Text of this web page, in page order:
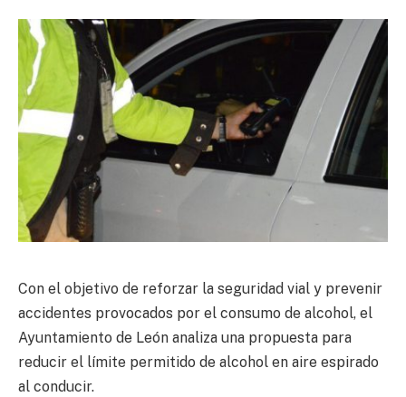
Con el objetivo de reforzar la seguridad vial y prevenir
accidentes provocados por el consumo de alcohol, el
Ayuntamiento de León analiza una propuesta para
reducir el límite permitido de alcohol en aire espirado
al conducir.